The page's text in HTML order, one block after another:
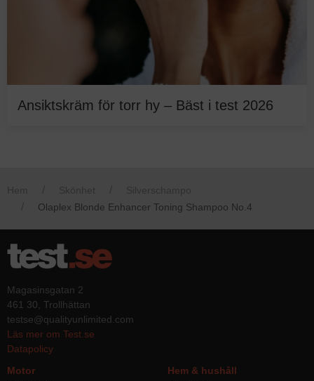
Ansiktskräm för torr hy – Bäst i test 2026
Olaplex Blonde Enhancer Toning Shampoo No.4
Magasinsgatan 2
461 30, Trollhättan
testse@qualityunlimited.com
Läs mer om Test.se
Datapolicy
Motor
Hem & hushåll